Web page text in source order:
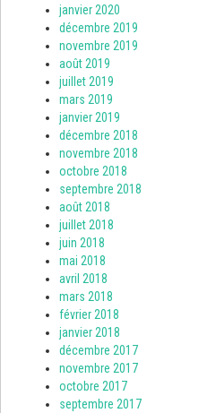
janvier 2020
décembre 2019
novembre 2019
août 2019
juillet 2019
mars 2019
janvier 2019
décembre 2018
novembre 2018
octobre 2018
septembre 2018
août 2018
juillet 2018
juin 2018
mai 2018
avril 2018
mars 2018
février 2018
janvier 2018
décembre 2017
novembre 2017
octobre 2017
septembre 2017